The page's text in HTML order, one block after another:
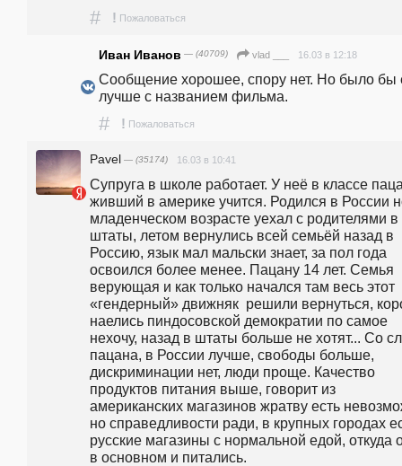
# ! Пожаловаться
Иван Иванов — (40709) vlad ___ 16.03 в 12:18
Сообщение хорошее, спору нет. Но было бы
лучше с названием фильма.
# ! Пожаловаться
Pavel — (35174) 16.03 в 10:41
Супруга в школе работает. У неё в классе
живший в америке учится. Родился в России
младенческом возрасте уехал с родителями в
штаты, летом вернулись всей семьёй назад в
Россию, язык мал мальски знает, за пол года
освоился более менее. Пацану 14 лет. Семья
верующая и как только начался там весь этот
«гендерный» движняк  решили вернуться,
наелись пиндосовской демократии по самое
нехочу, назад в штаты больше не хотят... Со
пацана, в России лучше, свободы больше,
дискриминации нет, люди проще. Качество
продуктов питания выше, говорит из
американских магазинов жратву есть
но справедливости ради, в крупных городах
русские магазины с нормальной едой, откуда
в основном и питались.